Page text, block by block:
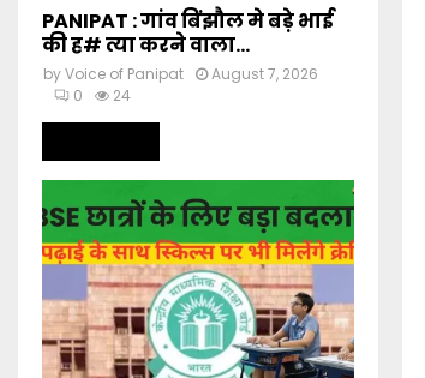
PANIPAT : गांव बिंझौल मे बड़े भाई
की ह# त्या करने वाला...
byVoice of Panipat
August 7, 2026
0
24